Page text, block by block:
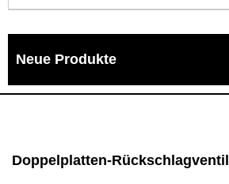
Neue Produkte
Doppelplatten-Rückschlagventil